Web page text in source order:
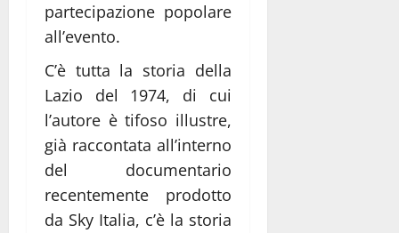
partecipazione popolare
all’evento.
C’è tutta la storia della
Lazio del 1974, di cui
l’autore è tifoso illustre,
già raccontata all’interno
del documentario
recentemente prodotto
da Sky Italia, c’è la storia